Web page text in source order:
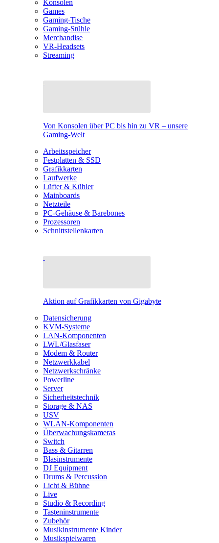
Konsolen
Games
Gaming-Tische
Gaming-Stühle
Merchandise
VR-Headsets
Streaming
Von Konsolen über PC bis hin zu VR – unsere
Gaming-Welt
Arbeitsspeicher
Festplatten & SSD
Grafikkarten
Laufwerke
Lüfter & Kühler
Mainboards
Netzteile
PC-Gehäuse & Barebones
Prozessoren
Schnittstellenkarten
Aktion auf Grafikkarten von Gigabyte
Datensicherung
KVM-Systeme
LAN-Komponenten
LWL/Glasfaser
Modem & Router
Netzwerkkabel
Netzwerkschränke
Powerline
Server
Sicherheitstechnik
Storage & NAS
USV
WLAN-Komponenten
Überwachungskameras
Switch
Bass & Gitarren
Blasinstrumente
DJ Equipment
Drums & Percussion
Licht & Bühne
Live
Studio & Recording
Tasteninstrumente
Zubehör
Musikinstrumente Kinder
Musikspielwaren